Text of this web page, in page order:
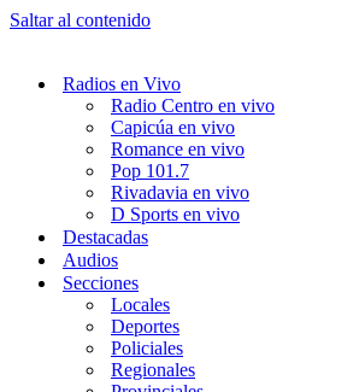
Saltar al contenido
Radios en Vivo
Radio Centro en vivo
Capicúa en vivo
Romance en vivo
Pop 101.7
Rivadavia en vivo
D Sports en vivo
Destacadas
Audios
Secciones
Locales
Deportes
Policiales
Regionales